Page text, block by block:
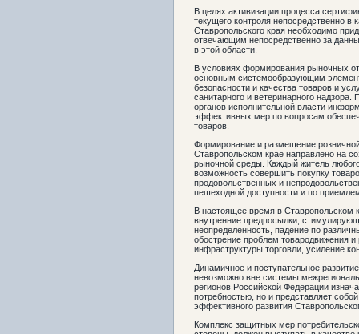
В целях активизации процесса
текущего контроля непосредственно в
Ставропольского края необходимо
отвечающим непосредственно за
в этой области.
В условиях формирования рыночных
основным системообразующим
безопасности и качества товаров и
санитарного и ветеринарного
органов исполнительной власти
эффективных мер по вопросам
товаров.
Формирование и размещение
Ставропольском крае направлено на
рыночной среды. Каждый житель
возможность совершить покупку
продовольственных и
пешеходной доступности и по
В настоящее время в Ставропольском
внутренние предпосылки,
неопределенность, падение по
обострение проблем товародвижения
инфраструктуры торговли, усиление
Динамичное и поступательное
невозможно вне системы
регионов Российской Федерации
потребностью, но и представляет
эффективного развития
Комплекс защитных мер